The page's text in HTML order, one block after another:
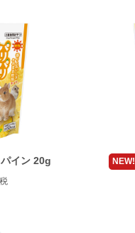
イン 20g NEW!